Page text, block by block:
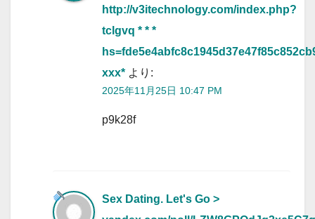
http://v3itechnology.com/index.php?
tclgvq * * *
ххх* より:
2025年11月25日 10:47 PM
p9k28f
Sex Dating. Let's Go >